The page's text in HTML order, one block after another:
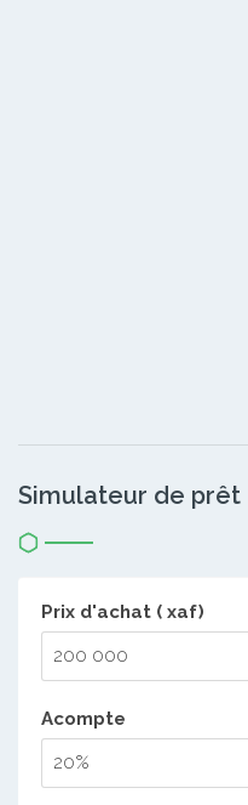
Simulateur de prêt
Prix d'achat ( xaf)
Acompte